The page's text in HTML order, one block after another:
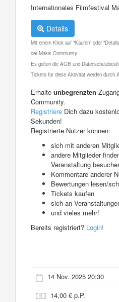
Internationales Filmfestival
Details
Mit einem Klick auf "Kaufen" oder
der Makis Community.
Es gelten die AGB und
Tickets für diese Aktivität werden durch
Erhalte unbegrenzten
Community.
Registriere Dich dazu
Sekunden!
Registrierte Nutzer können:
sich mit anderen
andere Mitglieder
Veranstaltung
Kommentare anderer
Bewertungen lesen/
Tickets kaufen
sich an
und vieles mehr!
Bereits registriert? Login!
14 Nov. 2025 20:30
14,00 € p.P.